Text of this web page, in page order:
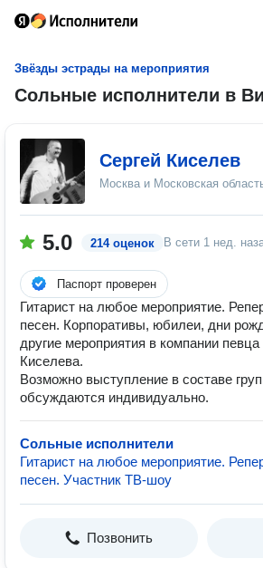
Звёзды эстрады на мероприятия
Сольные исполнители в
Сергей Киселев
Москва и Московская
5.0 214 оценок В сети 1 нед.
Паспорт проверен
Гитарист на любое мероприятие.
песен. Корпоративы, юбилеи, дни
другие мероприятия в компании певца
Киселева.
Возможно выступление в составе
обсуждаются индивидуально.
Сольные исполнители
Гитарист на любое мероприятие.
песен. Участник ТВ-шоу
Позвонить